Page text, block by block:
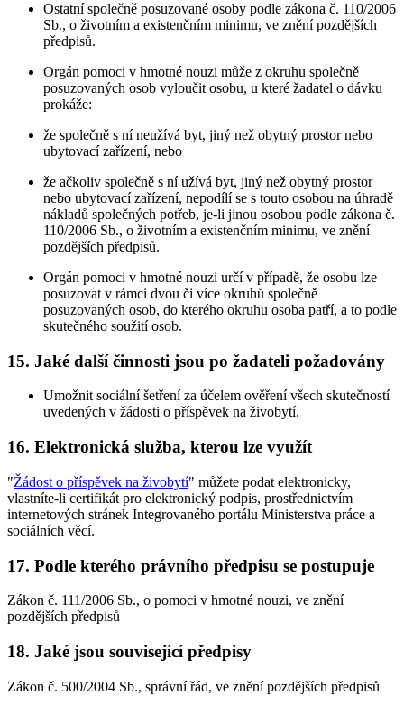
Ostatní společně posuzované osoby podle zákona č. 110/2006
Sb., o životním a existenčním minimu, ve znění pozdějších
předpisů.
Orgán pomoci v hmotné nouzi může z okruhu společně
posuzovaných osob vyloučit osobu, u které žadatel o dávku
prokáže:
že společně s ní neužívá byt, jiný než obytný prostor nebo
ubytovací zařízení, nebo
že ačkoliv společně s ní užívá byt, jiný než obytný prostor
nebo ubytovací zařízení, nepodílí se s touto osobou na úhradě
nákladů společných potřeb, je-li jinou osobou podle zákona č.
110/2006 Sb., o životním a existenčním minimu, ve znění
pozdějších předpisů.
Orgán pomoci v hmotné nouzi určí v případě, že osobu lze
posuzovat v rámci dvou či více okruhů společně
posuzovaných osob, do kterého okruhu osoba patří, a to podle
skutečného soužití osob.
15. Jaké další činnosti jsou po žadateli požadovány
Umožnit sociální šetření za účelem ověření všech skutečností
uvedených v žádosti o příspěvek na živobytí.
16. Elektronická služba, kterou lze využít
"Žádost o příspěvek na živobytí" můžete podat elektronicky,
vlastníte-li certifikát pro elektronický podpis, prostřednictvím
internetových stránek Integrovaného portálu Ministerstva práce a
sociálních věcí.
17. Podle kterého právního předpisu se postupuje
Zákon č. 111/2006 Sb., o pomoci v hmotné nouzi, ve znění
pozdějších předpisů
18. Jaké jsou související předpisy
Zákon č. 500/2004 Sb., správní řád, ve znění pozdějších předpisů